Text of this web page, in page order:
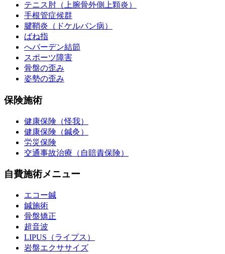
テニス肘（上腕骨外側上顆炎）
手根管症候群
腱鞘炎（ドケルバン病）
ばね指
へバーデン結節
スポーツ障害
骨盤の歪み
姿勢の歪み
保険施術
健康保険（怪我）
健康保険（鍼灸）
労災保険
交通事故治療（自賠責保険）
自費施術メニュー
エコー鍼
鍼施術
骨盤矯正
超音波
LIPUS（ライプス）
岩盤エクササイズ